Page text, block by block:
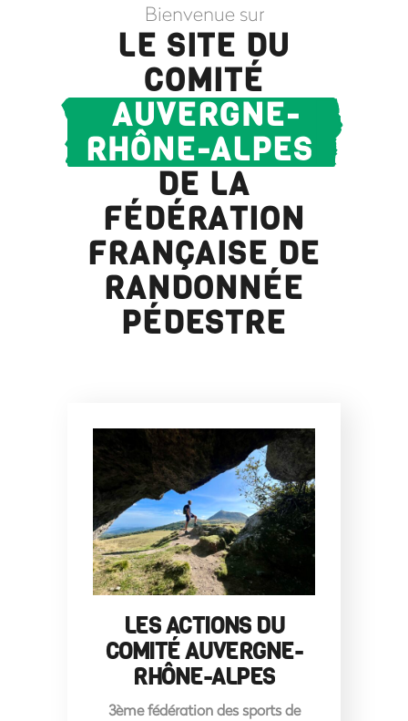
Bienvenue sur
LE SITE DU
COMITÉ
AUVERGNE-
RHÔNE-ALPES
DE LA
FÉDÉRATION
FRANÇAISE DE
RANDONNÉE
PÉDESTRE
LES ACTIONS DU
COMITÉ AUVERGNE-
RHÔNE-ALPES
3ème fédération des sports de